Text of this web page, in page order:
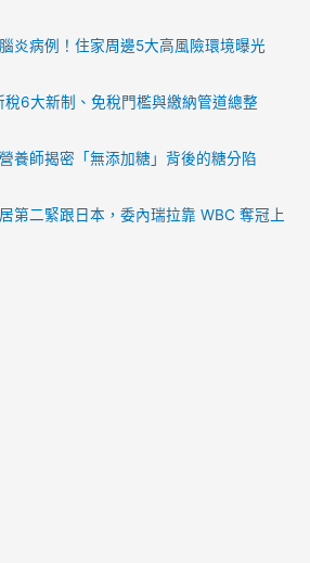
炎病例！住家周邊5大高風險環境曝光
6大新制、免稅門檻與繳納管道總整
養師揭密「無添加糖」背後的糖分陷
第二緊跟日本，委內瑞拉靠 WBC 奪冠上